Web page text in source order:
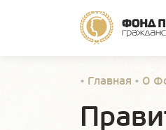
• Главная • О